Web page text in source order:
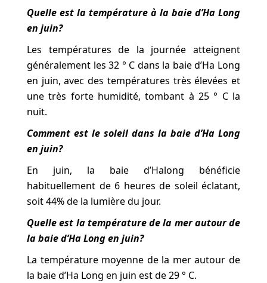
Quelle est la température à la baie d’Ha Long
en juin?
Les températures de la journée atteignent
généralement les 32 ° C dans la baie d’Ha Long
en juin, avec des températures très élevées et
une très forte humidité, tombant à 25 ° C la
nuit.
Comment est le soleil dans la baie d’Ha Long
en juin?
En juin, la baie d’Halong bénéficie
habituellement de 6 heures de soleil éclatant,
soit 44% de la lumière du jour.
Quelle est la température de la mer autour de
la baie d’Ha Long en juin?
La température moyenne de la mer autour de
la baie d’Ha Long en juin est de 29 ° C.